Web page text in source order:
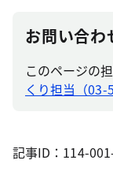
お問い合わ
このページの
くり担当（03-
記事ID：114-